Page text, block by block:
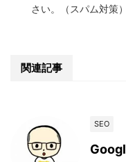
さい。（スパム対策）
関連記事
SEO